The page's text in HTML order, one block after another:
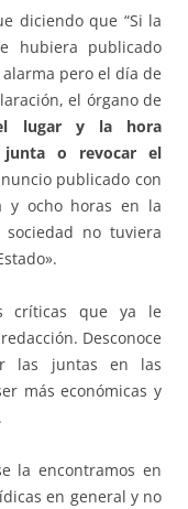
diciendo que “Si la
hubiera publicado
pero el día de
el órgano de
lugar y la hora
junta o revocar el
publicado con
y ocho horas en la
no tuviera
críticas que ya le
Desconoce
las juntas en las
más económicas y
la encontramos en
en general y no